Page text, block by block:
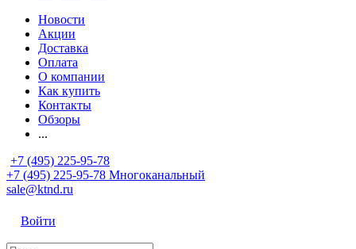
Новости
Акции
Доставка
Оплата
О компании
Как купить
Контакты
Обзоры
...
+7 (495) 225-95-78
+7 (495) 225-95-78 Многоканальный
sale@ktnd.ru
Войти